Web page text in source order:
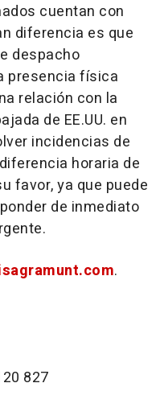
cuentan con
diferencia es que
despacho
presencia física
relación con la
de EE.UU. en
incidencias de
horaria de
favor, ya que puede
de inmediato
.
827